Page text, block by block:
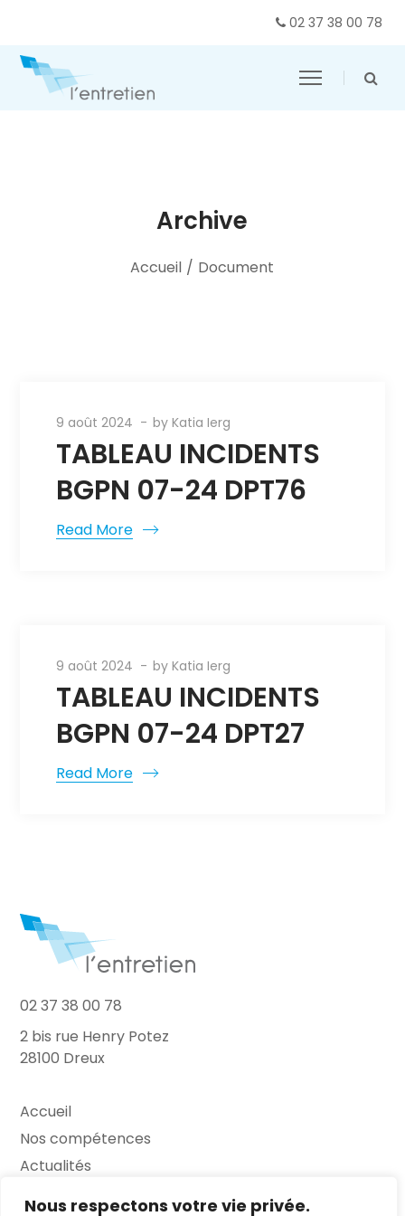
Nous respectons votre vie privée.
02 37 38 00 78
Archive
Accueil / Document
9 août 2024 byKatia Ierg
TABLEAU INCIDENTS
BGPN 07-24 DPT76
Read More
9 août 2024 byKatia Ierg
TABLEAU INCIDENTS
BGPN 07-24 DPT27
Read More
02 37 38 00 78
2 bis rue Henry Potez
28100 Dreux
Accueil
Nos compétences
Actualités